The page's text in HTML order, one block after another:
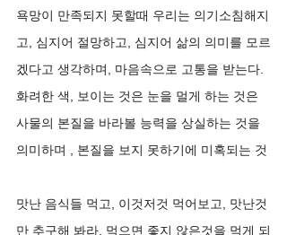
욕망이 만족되지 못할때 우리는 의기소침해지
고, 심지어 절망하고, 심지어 삶의 의미를 모르
겠다고 생각하며, 마음속으로 고통을 받는다.
화려한 색, 보이는 것은 눈을 멀게 하는 것은
사물의 본질을 바라볼 능력을 상실하는 것을
의미하며 , 본질을 보지 못하기에 미혹되는 것
맛난 음식들 먹고, 이것저것 먹어보고, 맛난것
만 추구해 봐라, 먹으면 좋지 않은것을 먹게 되